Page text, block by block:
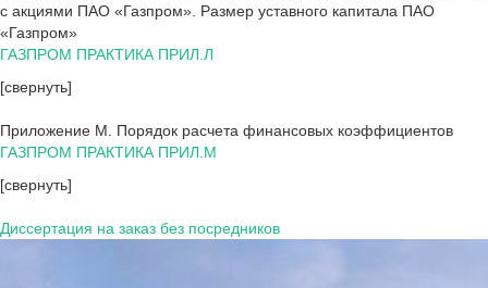
с акциями ПАО «Газпром». Размер уставного капитала ПАО
«Газпром»
ГАЗПРОМ ПРАКТИКА ПРИЛ.Л
[свернуть]
Приложение М. Порядок расчета финансовых коэффициентов
ГАЗПРОМ ПРАКТИКА ПРИЛ.М
[свернуть]
Диссертация на заказ без посредников